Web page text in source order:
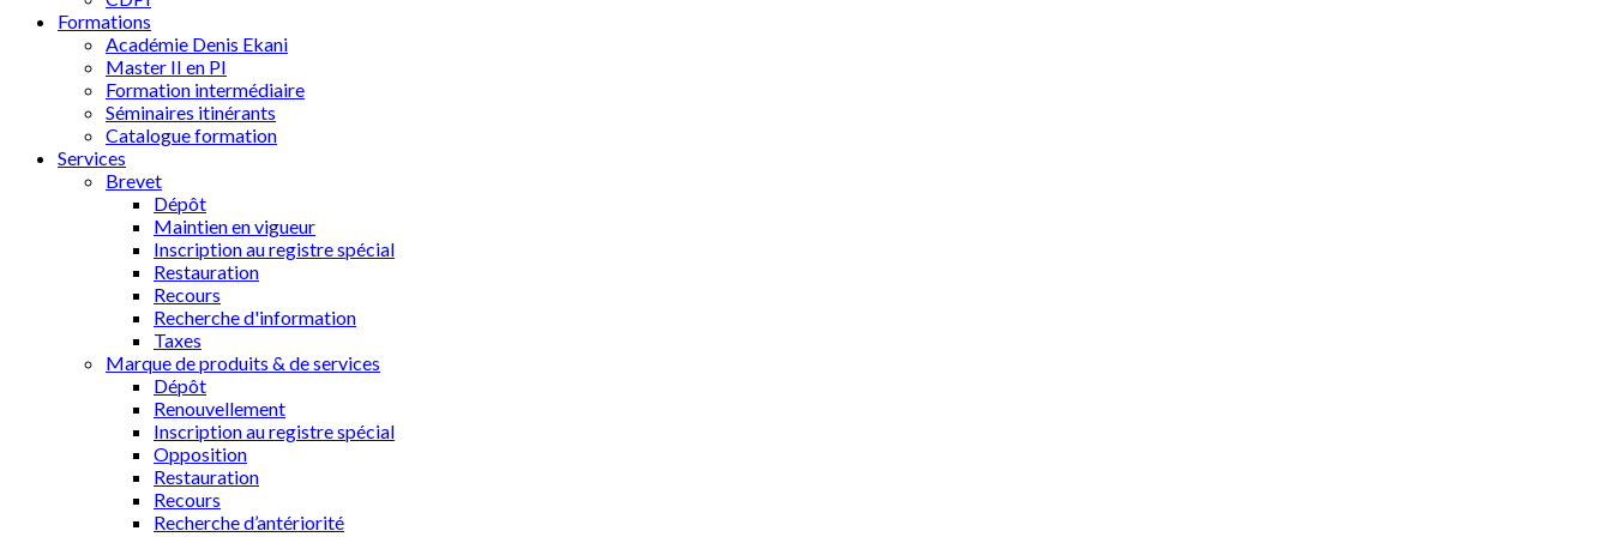
Formations
Académie Denis Ekani
Master II en PI
Formation intermédiaire
Séminaires itinérants
Catalogue formation
Services
Brevet
Dépôt
Maintien en vigueur
Inscription au registre spécial
Restauration
Recours
Recherche d'information
Taxes
Marque de produits & de services
Dépôt
Renouvellement
Inscription au registre spécial
Opposition
Restauration
Recours
Recherche d’antériorité